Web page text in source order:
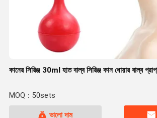
কানের সিরিঞ্জ 30ml হাত বাল্ব সিরিঞ্জ কান ধোয়ার বাল্ব
MOQ：50sets
ভালো দাম